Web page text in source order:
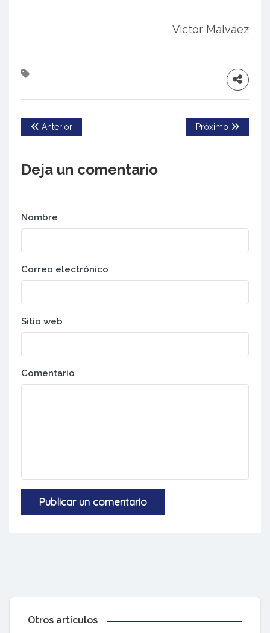
Victor Malváez
Anterior Próximo
Deja un comentario
Nombre
Correo electrónico
Sitio web
Comentario
Otros artículos